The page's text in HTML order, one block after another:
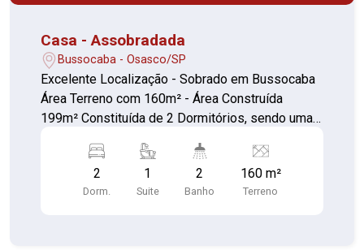
Casa - Assobradada
Bussocaba - Osasco/SP
Excelente Localização - Sobrado em Bussocaba
Área Terreno com 160m² - Área Construída
199m² Constituída de 2 Dormitórios, sendo uma
ambientes, copa e cozinha ampla, 2 banheiro,
Área de serviço azulejo e piso frio
2
Dorm.
1
Suite
2
Banho
160 m²
Terreno